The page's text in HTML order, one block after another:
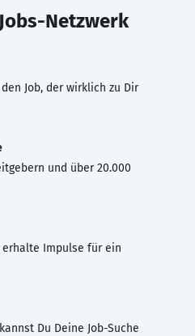
Netzwerk
Job, der wirklich zu Dir
und über 20.000
Impulse für ein
Du Deine Job-Suche